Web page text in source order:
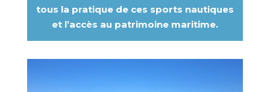
tous la pratique de ces sports nautiques
et l’accès au patrimoine maritime.